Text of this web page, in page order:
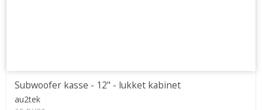
Subwoofer kasse - 12" - lukket kabinet
au2tek